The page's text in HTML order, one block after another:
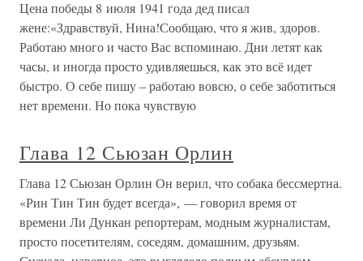
Цена победы 8 июля 1941 года дед писал
жене:«Здравствуй, Нина!Сообщаю, что я жив, здоров.
Работаю много и часто Вас вспоминаю. Дни летят как
часы, и иногда просто удивляешься, как это всё идет
быстро. О себе пишу – работаю вовсю, о себе заботиться
нет времени. Но пока чувствую
Глава 12 Сьюзан Орлин
Глава 12 Сьюзан Орлин Он верил, что собака бессмертна.
«Рин Тин Тин будет всегда», — говорил время от
времени Ли Дункан репортерам, модным журналистам,
просто посетителям, соседям, домашним, друзьям.